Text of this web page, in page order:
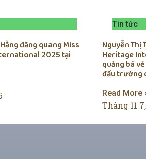
đăng quang Miss
2025 tại
Tin tức
Nguyễn Thị
Heritage
quảng bá
đấu trường
Read More
Tháng 11